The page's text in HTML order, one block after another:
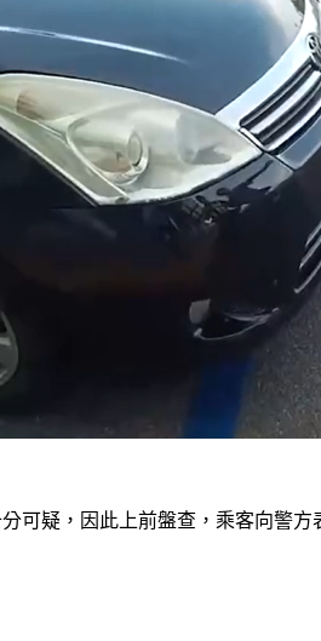
可疑，因此上前盤查，乘客向警